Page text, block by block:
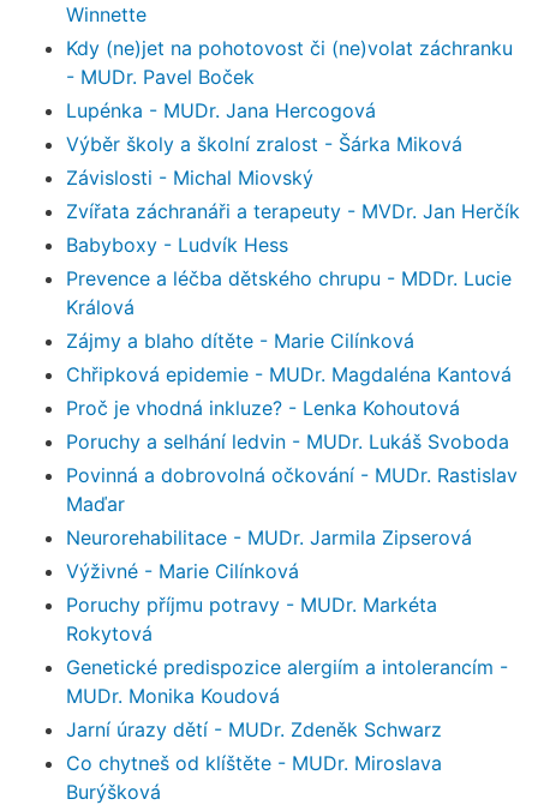
Winnette
Kdy (ne)jet na pohotovost či (ne)volat záchranku
- MUDr. Pavel Boček
Lupénka - MUDr. Jana Hercogová
Výběr školy a školní zralost - Šárka Miková
Závislosti - Michal Miovský
Zvířata záchranáři a terapeuty - MVDr. Jan Herčík
Babyboxy - Ludvík Hess
Prevence a léčba dětského chrupu - MDDr. Lucie
Králová
Zájmy a blaho dítěte - Marie Cilínková
Chřipková epidemie - MUDr. Magdaléna Kantová
Proč je vhodná inkluze? - Lenka Kohoutová
Poruchy a selhání ledvin - MUDr. Lukáš Svoboda
Povinná a dobrovolná očkování - MUDr. Rastislav
Maďar
Neurorehabilitace - MUDr. Jarmila Zipserová
Výživné - Marie Cilínková
Poruchy příjmu potravy - MUDr. Markéta
Rokytová
Genetické predispozice alergiím a intolerancím -
MUDr. Monika Koudová
Jarní úrazy dětí - MUDr. Zdeněk Schwarz
Co chytneš od klíštěte - MUDr. Miroslava
Burýšková